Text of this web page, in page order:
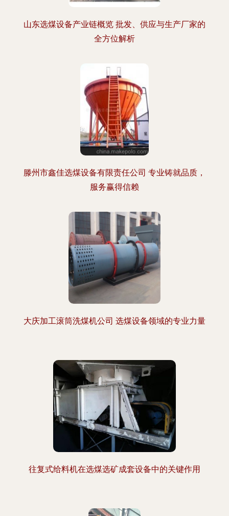
山东选煤设备产业链概览 批发、供应与生产厂家的
全方位解析
滕州市鑫佳选煤设备有限责任公司 专业铸就品质，
服务赢得信赖
大庆加工滚筒洗煤机公司 选煤设备领域的专业力量
往复式给料机在选煤选矿成套设备中的关键作用